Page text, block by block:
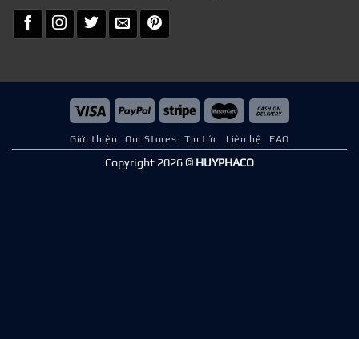
Giới thiệu Our Stores Tin tức Liên hệ FAQ
Copyright 2026 © HUYPHACO